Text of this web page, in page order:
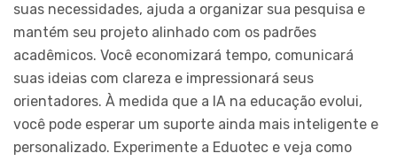
suas necessidades, ajuda a organizar sua pesquisa e
mantém seu projeto alinhado com os padrões
acadêmicos. Você economizará tempo, comunicará
suas ideias com clareza e impressionará seus
orientadores. À medida que a IA na educação evolui,
você pode esperar um suporte ainda mais inteligente e
personalizado. Experimente a Eduotec e veja como